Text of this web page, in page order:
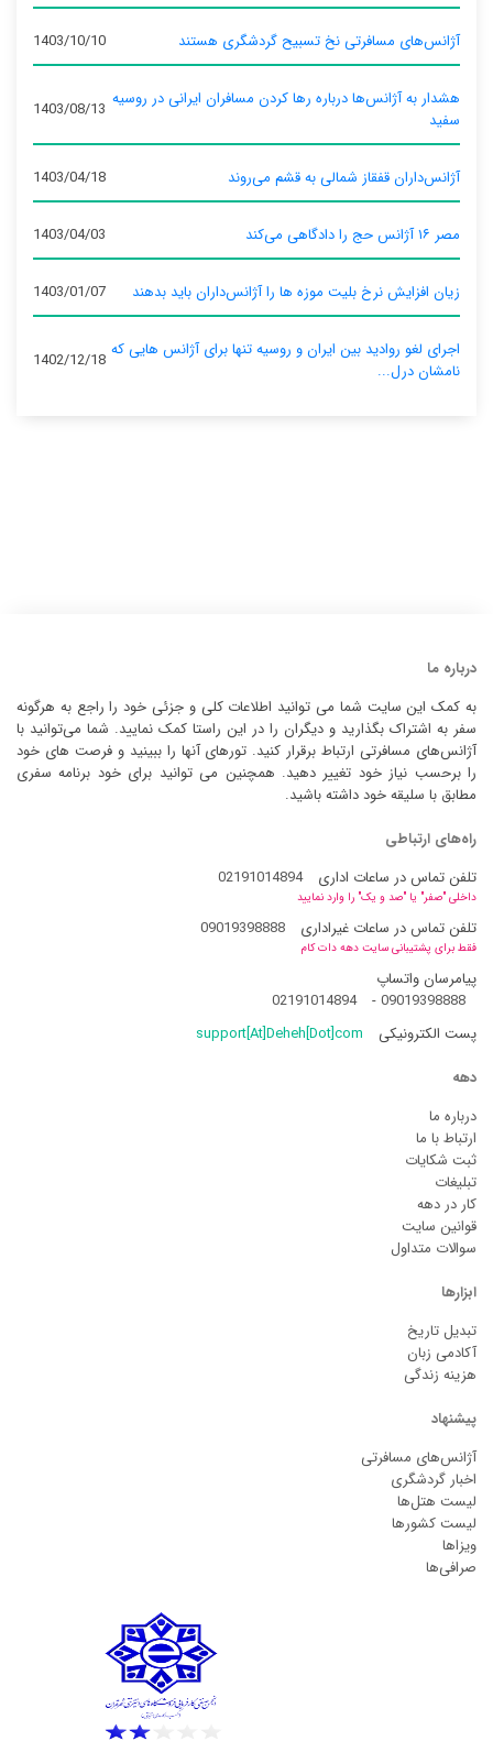
آژانس‌های مسافرتی نخ تسبیح گردشگری هستند 1403/10/10
هشدار به آژانس‌ها درباره رها کردن مسافران ایرانی در روسیه
سفید
1403/08/13
آژانس‌داران قفقاز شمالی به قشم می‌روند 1403/04/18
مصر ۱۶ آژانس حج را دادگاهی می‌کند 1403/04/03
زیان افزایش نرخ بلیت موزه ها را آژانس‌داران باید بدهند 1403/01/07
اجرای لغو روادید بین ایران و روسیه تنها برای آژانس‌ هایی که
نامشان درل...
1402/12/18
درباره ما
به کمک این سایت شما می توانید اطلاعات کلی و جزئی خود را راجع به هرگونه
سفر به اشتراک بگذارید و دیگران را در این راستا کمک نمایید. شما می‌توانید با
آژانس‌های مسافرتی ارتباط برقرار کنید. تورهای آنها را ببینید و فرصت های خود
را برحسب نیاز خود تغییر دهید. همچنین می توانید برای خود برنامه سفری
مطابق با سلیقه خود داشته باشید.
راه‌های ارتباطی
تلفن تماس در ساعات اداری
02191014894
داخلی "صفر" یا "صد و یک" را وارد نمایید
تلفن تماس در ساعات غیراداری 09019398888
فقط برای پشتیبانی سایت دهه دات کام
پیامرسان واتساپ
09019398888
-
02191014894
پست الکترونیکی
support[At]Deheh[Dot]com
دهه
درباره ما
ارتباط با ما
ثبت شکایات
تبلیغات
کار در دهه
قوانین سایت
سوالات متداول
ابزارها
تبدیل تاریخ
آکادمی زبان
هزینه زندگی
پیشنهاد
آژانس‌های مسافرتی
اخبار گردشگری
لیست هتل‌ها
لیست کشورها
ویزاها
صرافی‌ها